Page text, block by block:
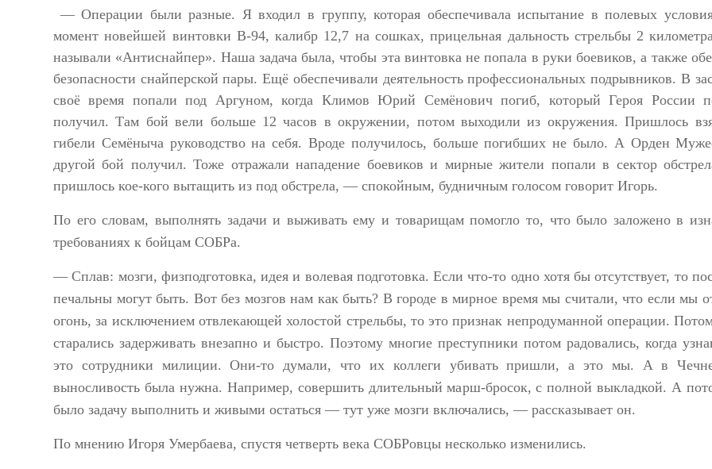
— Операции были разные. Я входил в группу, которая обеспечивала испытание в полевых
момент новейшей винтовки В-94, калибр 12,7 на сошках, прицельная дальность стрельбы 2
называли «Антиснайпер». Наша задача была, чтобы эта винтовка не попала в руки боевиков, а также
безопасности снайперской пары. Ещё обеспечивали деятельность профессиональных подрывников. В
своё время попали под Аргуном, когда Климов Юрий Семёнович погиб, который Героя России
получил. Там бой вели больше 12 часов в окружении, потом выходили из окружения. Пришлось
гибели Семёныча руководство на себя. Вроде получилось, больше погибших не было. А Орден
другой бой получил. Тоже отражали нападение боевиков и мирные жители попали в сектор
пришлось кое-кого вытащить из под обстрела, — спокойным, будничным голосом говорит Игорь.
По его словам, выполнять задачи и выживать ему и товарищам помогло то, что было заложено в
требованиях к бойцам СОБРа.
— Сплав: мозги, физподготовка, идея и волевая подготовка. Если что-то одно хотя бы отсутствует, то
печальны могут быть. Вот без мозгов нам как быть? В городе в мирное время мы считали, что если мы
огонь, за исключением отвлекающей холостой стрельбы, то это признак непродуманной операции.
старались задерживать внезапно и быстро. Поэтому многие преступники потом радовались, когда
это сотрудники милиции. Они-то думали, что их коллеги убивать пришли, а это мы. А в
выносливость была нужна. Например, совершить длительный марш-бросок, с полной выкладкой. А
было задачу выполнить и живыми остаться — тут уже мозги включались, — рассказывает он.
По мнению Игоря Умербаева, спустя четверть века СОБРовцы несколько изменились.